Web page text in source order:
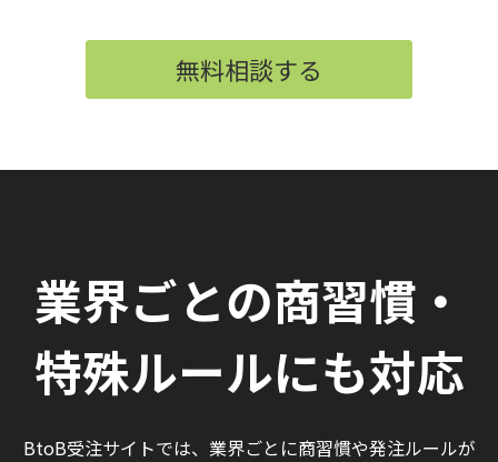
無料相談する
業界ごとの商習慣・
特殊ルールにも対応
BtoB受注サイトでは、業界ごとに商習慣や発注ルールが